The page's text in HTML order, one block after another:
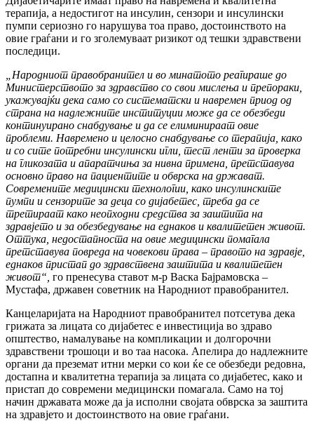
терапија, а недостигот на инсулин, сензори и инсулински
пумпи сериозно го нарушува тоа право, достоинството на
овие граѓани и го зголемуваат ризикот од тешки здравствени
последици.
„Народниот правобранител и во минатото реагираше до
Министерството за здравство со свои мислења и препораки,
укажувајќи дека само со систематски и навремен приод од
страна на надлежните институции може да се обезбеди
континуирано снабдување и да се елиминираат овие
проблеми. Навремено и целосно снабдување со терапија, како
и со сите потребни инсулински игли, тест ленти за проверка
на гликозата и апаратчиња за нивна примена, претставува
основно право на пациентите и обврска на држават.
Современите медицински технологии, како инсулинските
пумпи и сензорите за деца со дијабетес, треба да се
третираат како неопходни средства за заштита на
здравјето и за обезбедување на еднаков и квалитетен живот.
Оттука, недостапноста на овие медицински помагала
претставува повреда на човекови права – правото на здравје,
еднаков пристап до здравствена заштита и квалитетен
живот“, го пренесува ставот м-р Васка Бајрамовска –
Мустафа, државен советник на Народниот правобранител.
Канцеларијата на Народниот правобранител потсетува дека
грижата за лицата со дијабетес е инвестиција во здраво
општество, намалување на компликации и долгорочни
здравствени трошоци и во таа насока. Апелира до надлежните
органи да преземат итни мерки со кои ќе се обезбеди редовна,
достапна и квалитетна терапија за лицата со дијабетес, како и
пристап до современи медицински помагала. Само на тој
начин државата може да ја исполни својата обврска за заштита
на здравјето и достоинството на овие граѓани.